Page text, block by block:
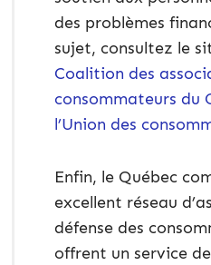
des problèmes
sujet, consultez le
Coalition des
consommateurs du
l’Union des
Enfin, le Québec
excellent réseau
défense des
offrent un service